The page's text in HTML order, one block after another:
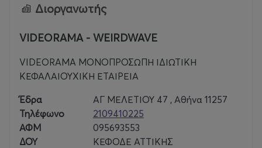
Διοργανωτής
VIDEORAMA - WEIRDWAVE
VIDEORAMA ΜΟΝΟΠΡΟΣΩΠΗ ΙΔΙΩΤΙΚΗ
ΚΕΦΑΛΑΙΟΥΧΙΚΗ ΕΤΑΙΡΕΙΑ
Έδρα
ΑΓ ΜΕΛΕΤΙΟΥ 47 , Αθήνα 11257
Τηλέφωνο
2109410225
ΑΦΜ
095693553
ΔΟΥ
ΚΕΦΟΔΕ ΑΤΤΙΚΗΣ